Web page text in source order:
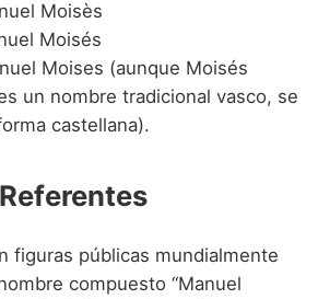
Moisès
Moisés
Moises (aunque Moisés
un nombre tradicional vasco, se
castellana).
figuras públicas mundialmente
compuesto “Manuel